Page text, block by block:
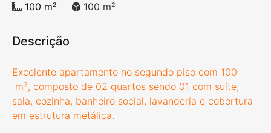
100 m² 100 m²
Descrição
Excelente apartamento no segundo piso com 100
m², composto de 02 quartos sendo 01 com suíte,
sala, cozinha, banheiro social, lavanderia e cobertura
em estrutura metálica.